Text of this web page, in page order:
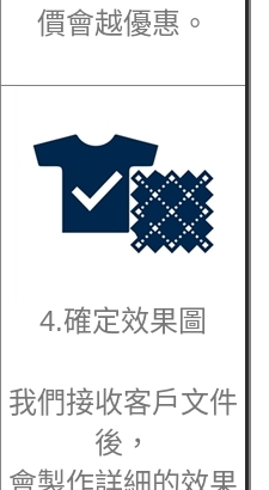
價會越優惠。
4.確定效果圖
我們接收客戶文件
後，
會製作詳細的效果